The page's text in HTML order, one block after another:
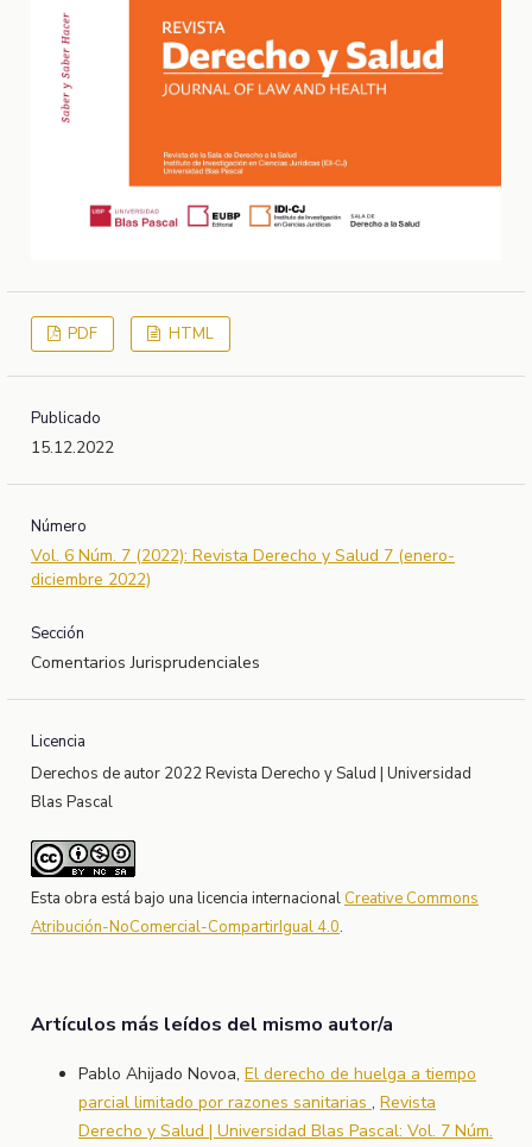
PDF HTML
Publicado
15.12.2022
Número
Vol. 6 Núm. 7 (2022): Revista Derecho y Salud 7 (enero-
diciembre 2022)
Sección
Comentarios Jurisprudenciales
Licencia
Derechos de autor 2022 Revista Derecho y Salud | Universidad
Blas Pascal
Esta obra está bajo una licencia internacional Creative Commons
Atribución-NoComercial-CompartirIgual 4.0.
Artículos más leídos del mismo autor/a
Pablo Ahijado Novoa, El derecho de huelga a tiempo
parcial limitado por razones sanitarias , Revista
Derecho y Salud | Universidad Blas Pascal: Vol. 7 Núm.